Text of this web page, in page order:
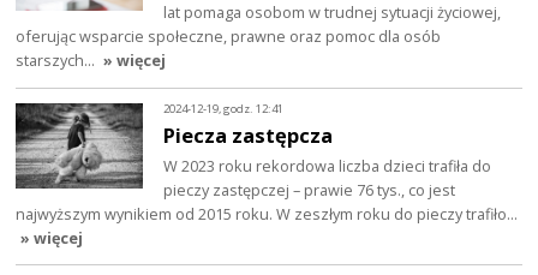
lat pomaga osobom w trudnej sytuacji życiowej,
oferując wsparcie społeczne, prawne oraz pomoc dla osób
starszych… » więcej
2024-12-19, godz. 12:41
Piecza zastępcza
W 2023 roku rekordowa liczba dzieci trafiła do
pieczy zastępczej – prawie 76 tys., co jest
najwyższym wynikiem od 2015 roku. W zeszłym roku do pieczy trafiło…
» więcej